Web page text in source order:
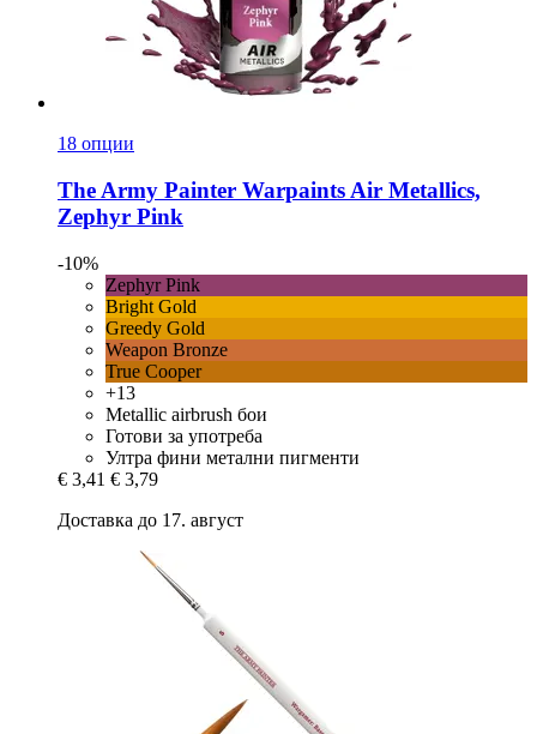
18 опции
The Army Painter Warpaints Air Metallics,
Zephyr Pink
-10%
Zephyr Pink
Bright Gold
Greedy Gold
Weapon Bronze
True Cooper
+13
Metallic airbrush бои
Готови за употреба
Ултра фини метални пигменти
€ 3,41 € 3,79
Доставка до 17. август